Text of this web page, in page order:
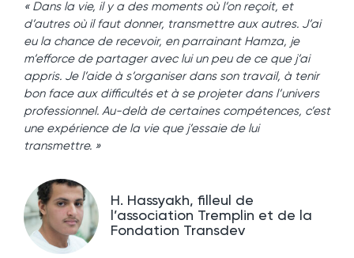
« Dans la vie, il y a des moments où l’on reçoit, et
d’autres où il faut donner, transmettre aux autres. J’ai
eu la chance de recevoir, en parrainant Hamza, je
m’efforce de partager avec lui un peu de ce que j’ai
appris. Je l’aide à s’organiser dans son travail, à tenir
bon face aux difficultés et à se projeter dans l’univers
professionnel. Au-delà de certaines compétences, c’est
une expérience de la vie que j’essaie de lui
transmettre. »
H. Hassyakh, filleul de
l’association Tremplin et de la
Fondation Transdev